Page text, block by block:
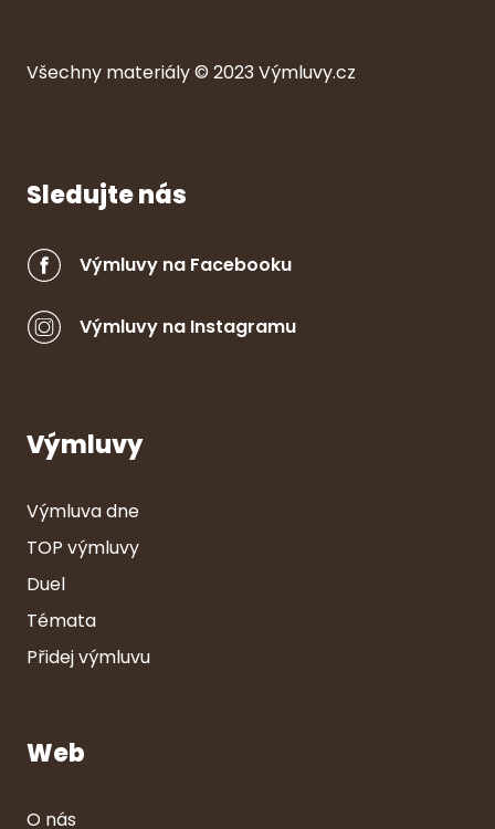
Všechny materiály © 2023Výmluvy.cz
Sledujte nás
Výmluvy na Facebooku
Výmluvy na Instagramu
Výmluvy
Výmluva dne
TOP výmluvy
Duel
Témata
Přidej výmluvu
Web
O nás